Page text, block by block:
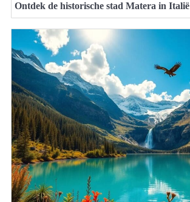
Ontdek de historische stad Matera in Italië